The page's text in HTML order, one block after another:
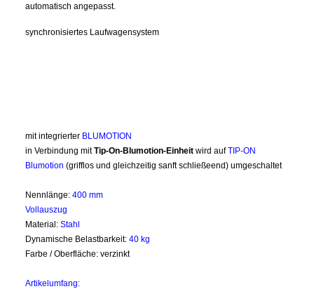
automatisch angepasst.
synchronisiertes Laufwagensystem
mit integrierter BLUMOTION
in Verbindung mitTip-On-Blumotion-Einheit wird aufTIP-ON
Blumotion (grifflos und gleichzeitig sanft schließeend) umgeschaltet
Nennlänge: 400 mm
Vollauszug
Material: Stahl
Dynamische Belastbarkeit: 40 kg
Farbe / Oberfläche: verzinkt
Artikelumfang: